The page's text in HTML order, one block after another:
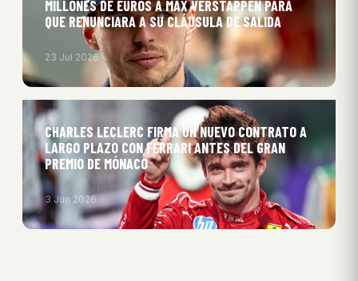
MILLONES DE EUROS A MAX VERSTAPPEN PARA
QUE RENUNCIARA A SU CLÁUSULA DE SALIDA
23 Jul 2026
CHARLES LECLERC FIRMA UN NUEVO CONTRATO A
LARGO PLAZO CON FERRARI ANTES DEL GRAN
PREMIO DE MÓNACO
3 Jun 2026